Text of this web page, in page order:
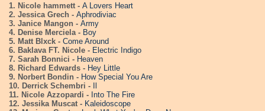
1. Nicole hammett - A Lovers Heart
2. Jessica Grech - Aphrodiviac
3. Janice Mangon - Army
4. Denise Merciela - Boy
5. Matt Blxck - Come Around
6. Baklava FT. Nicole - Electric Indigo
7. Sarah Bonnici - Heaven
8. Richard Edwards - Hey Little
9. Norbert Bondin - How Special You Are
10. Derrick Schembri -
11. Nicole Azzopardi - Into The Fire
12. Jessika Muscat - Kaleidoscope